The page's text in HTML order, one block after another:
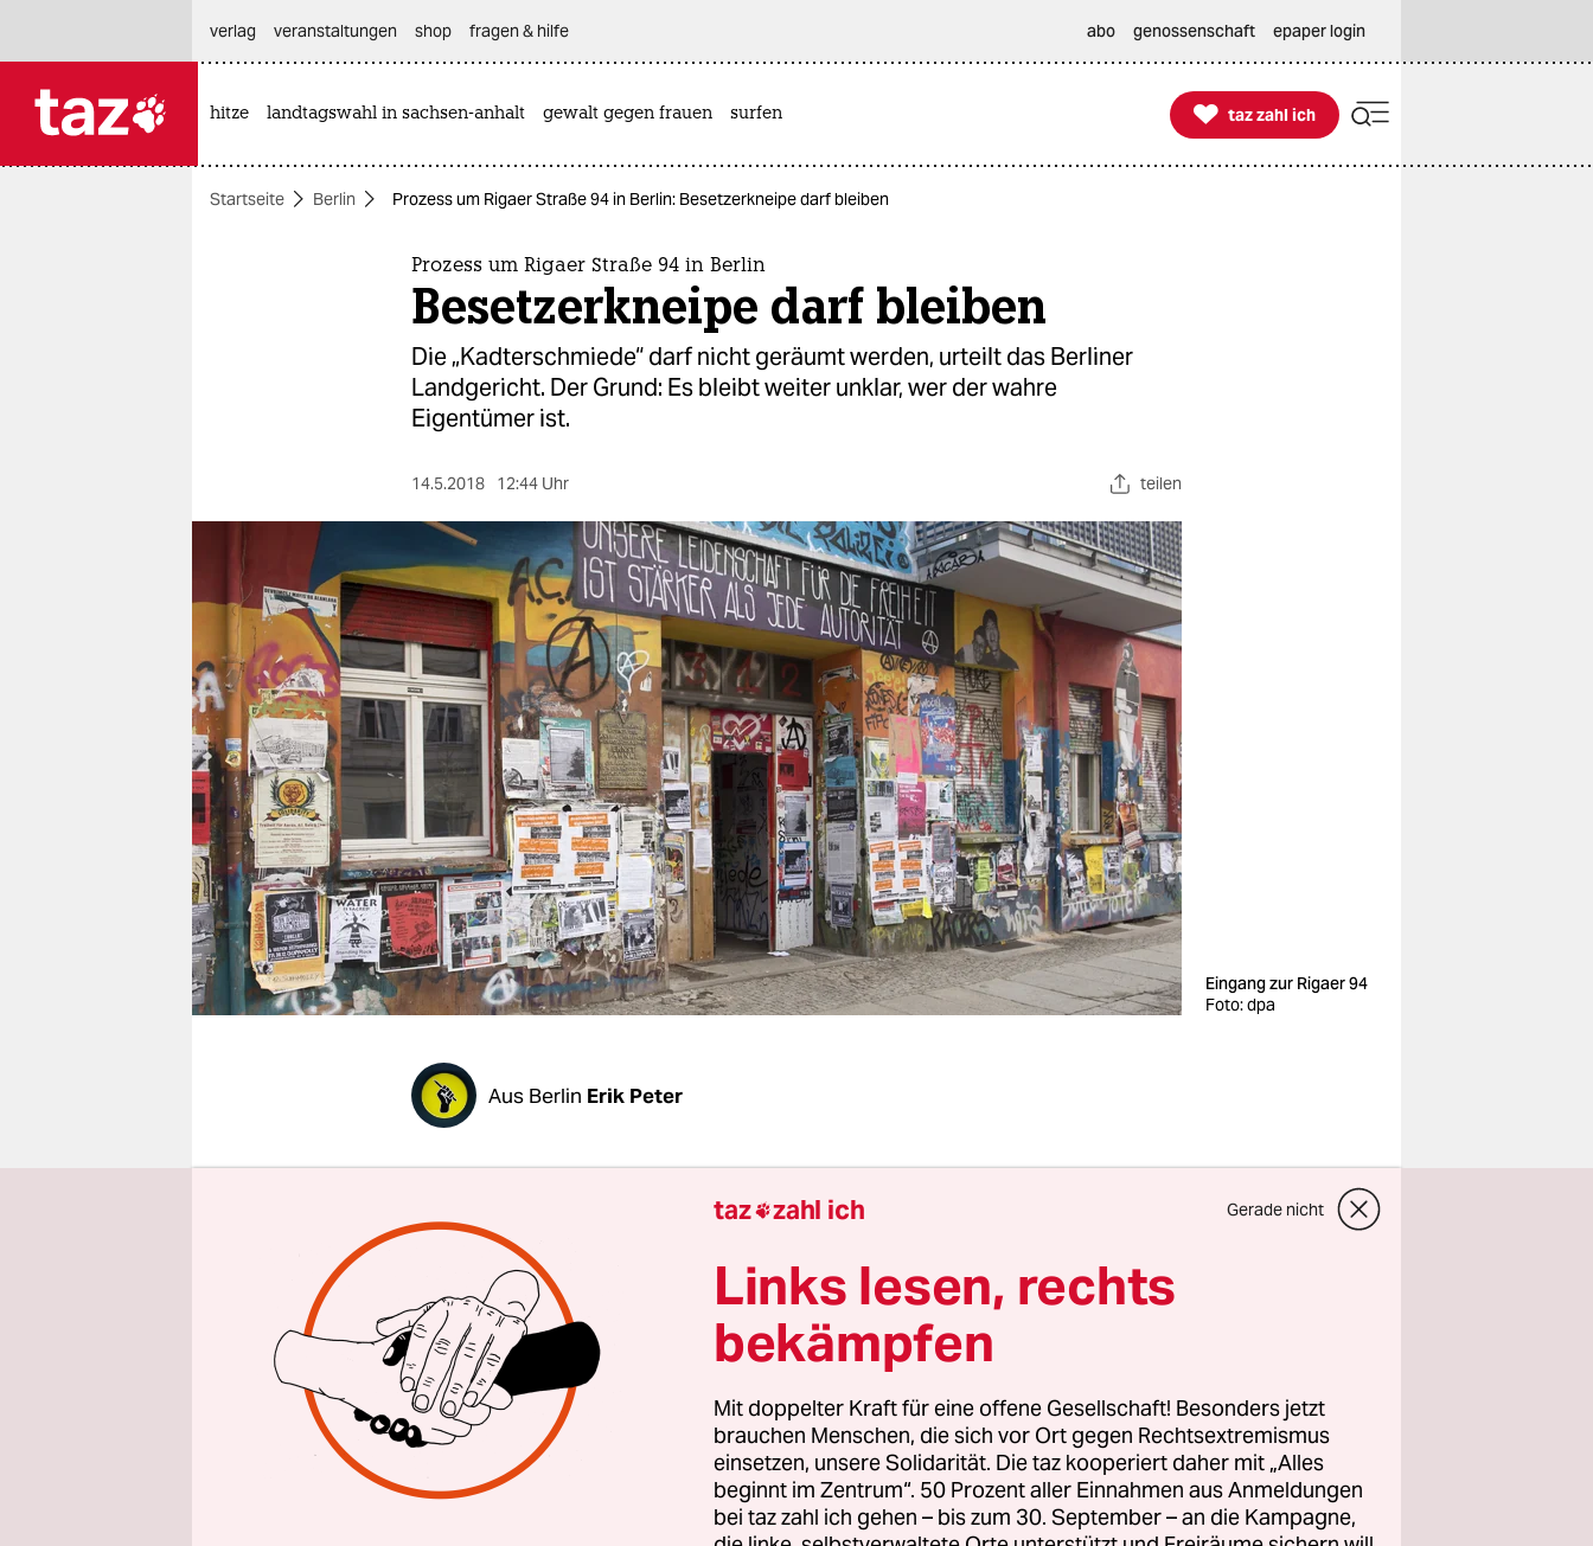
themen
nord
wahrheit
verlag
verlag
veranstaltungen
shop
fragen & hilfe
unterstützen
abo
genossenschaft
verlag
veranstaltungen shop fragen & hilfe abo genossenschaft epaper login
hitze landtagswahl in sachsen-anhalt gewalt gegen frauen surfen 
taz zahl ich
taz zahl ich
Startseite Berlin Prozess um Rigaer Straße 94 in Berlin: Besetzerkneipe darf bleiben
Prozess um Rigaer Straße 94 in Berlin
Besetzerkneipe darf bleiben
Die „Kadterschmiede“ darf nicht geräumt werden, urteilt das Berliner
Landgericht. Der Grund: Es bleibt weiter unklar, wer der wahre
Eigentümer ist.
14.5.2018 12:44 Uhr teilen
Eingang zur Rigaer 94
Foto: dpa
Aus Berlin Erik Peter
| Mit einem kaum zu verhehlenden Lächeln auf den Lippen folgt
der junge Bewohner der Rigaer Straße 94 den Ausführungen des
Richters Martin Hülsböhmer. Minutenlang spricht Hülsböhmer am
Montagmorgen im Saal 100 des Berliner Landgerichts über
„ordnungsgemäße Vertretung“, „notarielle Bescheinigung“ und
„Vollmachten“.
Selbst für juristische Laien wird deutlich: Hier geht es nicht darum, ob
die BewohnerInnen die Autonomenkneipe „Kadterschmiede“ in
Berliner Stadtteil Friedrichshain rechtmäßig nutzen oder nicht. Hier
geht es darum, ob die Seite des Hauseigentümers überhaupt befugt ist,
taz zahl ich Gerade nicht
Links lesen, rechts
bekämpfen
Mit doppelter Kraft für eine offene Gesellschaft! Besonders jetzt
brauchen Menschen, die sich vor Ort gegen Rechtsextremismus
einsetzen, unsere Solidarität. Die taz kooperiert daher mit „Alles
beginnt im Zentrum“. 50 Prozent aller Einnahmen aus Anmeldungen
bei taz zahl ich gehen – bis zum 30. September – an die Kampagne,